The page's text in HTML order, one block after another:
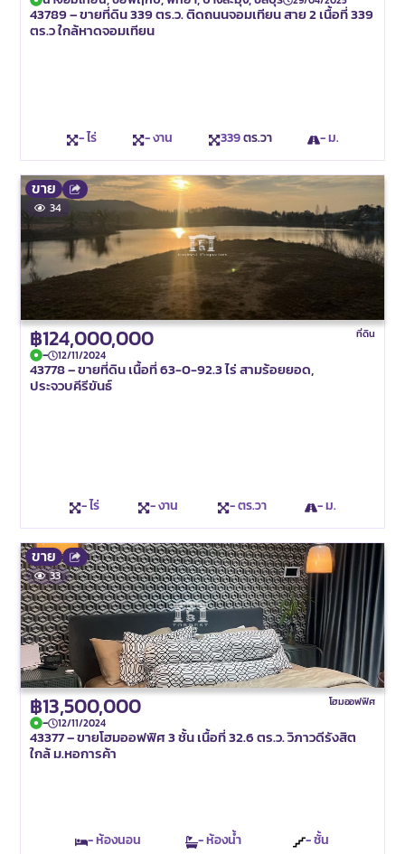
43789 – ขายที่ดิน 339 ตร.ว. ติดถนนจอมเทียน สาย 2 เนื้อที่ 339
ตร.ว ใกล้หาดจอมเทียน
- ไร่ - งาน 339ตร.วา - ม.
ขาย
34
฿124,000,000 ที่ดิน
- 12/11/2024
43778 – ขายที่ดิน เนื้อที่ 63-0-92.3 ไร่ สามร้อยยอด,
ประจวบคีรีขันธ์
- ไร่ - งาน - ตร.วา - ม.
ขาย
33
฿13,500,000 โฮมออฟฟิศ
- 12/11/2024
43377 – ขายโฮมออฟฟิศ 3 ชั้น เนื้อที่ 32.6 ตร.ว. วิภาวดีรังสิต
ใกล้ ม.หอการค้า
- ห้องนอน - ห้องน้ำ
- ชั้น